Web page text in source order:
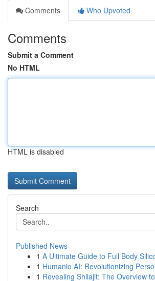
Comments
Who Upvoted
Comments
Submit a Comment
No HTML
HTML is disabled
Search
Published News
1 A Ultimate Guide to Full Body
1 Humanio AI: Revolutionizing
1 Revealing Shilajit: The Overview